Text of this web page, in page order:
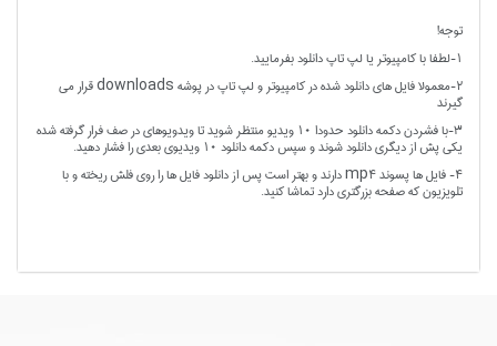
توجه!
2-معمولا فایل های دانلود شده در کامپیوتر و لپ تاپ در پوشه downloads قرار می
گیرند
3-با فشردن دکمه دانلود حدودا 10 ویدیو منتظر شوید تا ویدویوهای در صف فرار گرفته شده
یکی پش از دیگری دانلود شوند و سپس دکمه دانلود 10 ویدیوی بعدی را فشار دهید.
4- فایل ها پسوند mp4 دارند و بهتر است پس از دانلود فایل ها را روی فلش ریخته و با
تلویزیون که صفحه بزرگتری دارد تماشا کنید.